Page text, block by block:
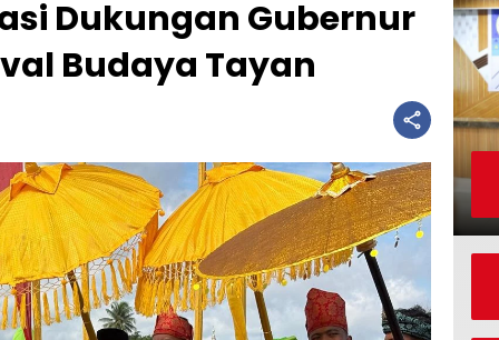
Dukungan Gubernur
Budaya Tayan